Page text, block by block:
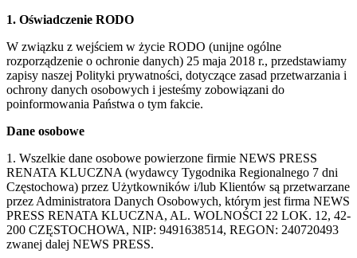
1. Oświadczenie RODO
W związku z wejściem w życie RODO (unijne ogólne
rozporządzenie o ochronie danych) 25 maja 2018 r., przedstawiamy
zapisy naszej Polityki prywatności, dotyczące zasad przetwarzania i
ochrony danych osobowych i jesteśmy zobowiązani do
poinformowania Państwa o tym fakcie.
Dane osobowe
1. Wszelkie dane osobowe powierzone firmie NEWS PRESS
RENATA KLUCZNA (wydawcy Tygodnika Regionalnego 7 dni
Częstochowa) przez Użytkowników i/lub Klientów są przetwarzane
przez Administratora Danych Osobowych, którym jest firma NEWS
PRESS RENATA KLUCZNA, AL. WOLNOŚCI 22 LOK. 12, 42-
200 CZĘSTOCHOWA, NIP: 9491638514, REGON: 240720493
zwanej dalej NEWS PRESS.